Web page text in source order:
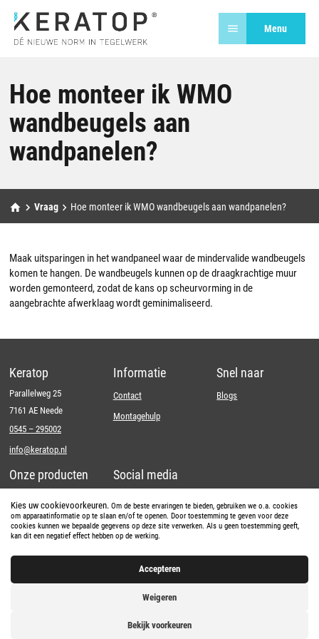
Menu
Hoe monteer ik WMO
wandbeugels aan
wandpanelen?
Vraag Hoe monteer ik WMO wandbeugels aan wandpanelen?
Maak uitsparingen in het wandpaneel waar de mindervalide wandbeugels
komen te hangen. De wandbeugels kunnen op de draagkrachtige muur
worden gemonteerd, zodat de kans op scheurvorming in de
aangebrachte afwerklaag wordt geminimaliseerd.
Keratop
Parallelweg 25
7161 AE Neede
0545 – 295002
info@keratop.nl
Informatie
Contact
Montagehulp
Snel naar
Blogs
Onze producten
Vloersysteem
Kleuren
Social media
Instagram
Youtube
Facebook
© 2026 | Webdesign
Kies uw cookievoorkeuren. Om de beste ervaringen te bieden, gebruiken we o.a. cookies
om apparaatinformatie op te slaan en/of te openen. Door toestemming te geven voor deze
cookies kunnen we bepaalde gegevens op deze site verwerken. Als u geen toestemming geeft,
kan dit een negatief effect hebben op de werking.
Accepteren
Weigeren
Bekijk voorkeuren